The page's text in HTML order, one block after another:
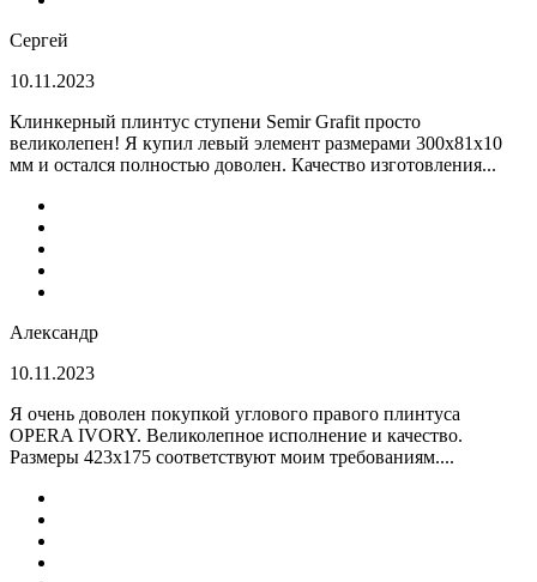
Сергей
10.11.2023
Клинкерный плинтус ступени Semir Grafit просто
великолепен! Я купил левый элемент размерами 300х81х10
мм и остался полностью доволен. Качество изготовления...
Александр
10.11.2023
Я очень доволен покупкой углового правого плинтуса
OPERA IVORY. Великолепное исполнение и качество.
Размеры 423х175 соответствуют моим требованиям....